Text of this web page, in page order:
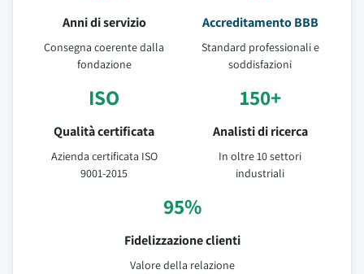
Anni di servizio
Consegna coerente dalla
fondazione
Accreditamento BBB
Standard professionali e
soddisfazioni
ISO
Qualità certificata
Azienda certificata ISO
9001-2015
150+
Analisti di ricerca
In oltre 10 settori
industriali
95%
Fidelizzazione clienti
Valore della relazione